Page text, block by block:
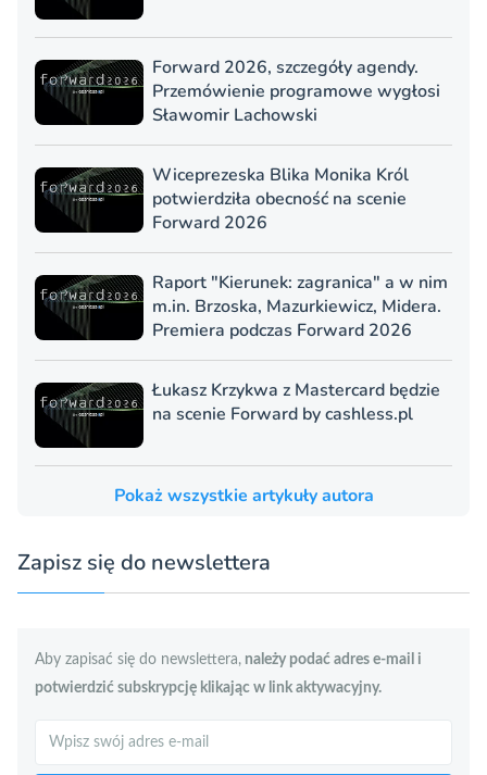
Forward 2026, szczegóły agendy.
Przemówienie programowe wygłosi
Sławomir Lachowski
Wiceprezeska Blika Monika Król
potwierdziła obecność na scenie
Forward 2026
Raport "Kierunek: zagranica" a w nim
m.in. Brzoska, Mazurkiewicz, Midera.
Premiera podczas Forward 2026
Łukasz Krzykwa z Mastercard będzie
na scenie Forward by cashless.pl
Pokaż wszystkie artykuły autora
Zapisz się do newslettera
Aby zapisać się do newslettera, należy podać adres e-mail i
potwierdzić subskrypcję klikając w link aktywacyjny.
Szukaj